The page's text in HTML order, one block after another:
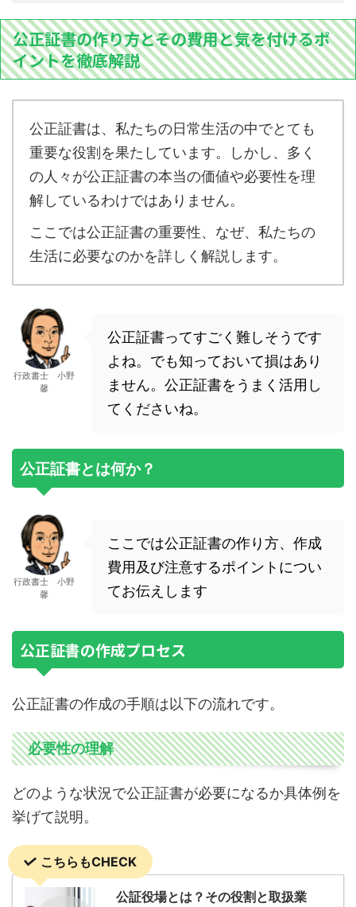
公正証書の作り方とその費用と気を付けるポ
イントを徹底解説
公正証書は、私たちの日常生活の中でとても
重要な役割を果たしています。しかし、多く
の人々が公正証書の本当の価値や必要性を理
解しているわけではありません。
ここでは公正証書の重要性、なぜ、私たちの
生活に必要なのかを詳しく解説します。
行政書士 小野
馨
公正証書ってすごく難しそうです
よね。でも知っておいて損はあり
ません。公正証書をうまく活用し
てくださいね。
公正証書とは何か？
行政書士 小野
馨
ここでは公正証書の作り方、作成
費用及び注意するポイントについ
てお伝えします
公正証書の作成プロセス
公正証書の作成の手順は以下の流れです。
必要性の理解
どのような状況で公正証書が必要になるか具体例を
挙げて説明。
こちらもCHECK
公証役場とは？その役割と取扱業